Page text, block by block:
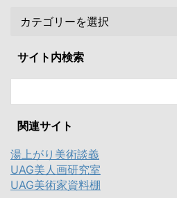
サイト内検索
関連サイト
湯上がり美術談義
UAG美人画研究室
UAG美術家資料棚